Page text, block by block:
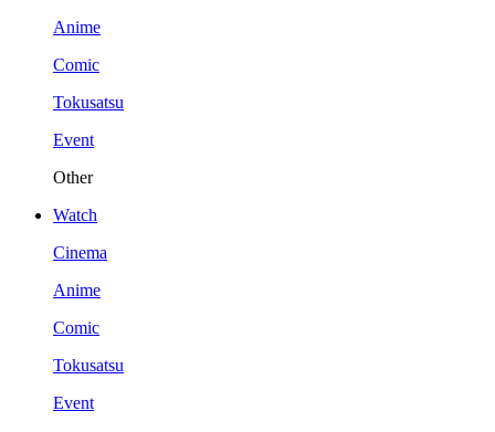
Anime
Comic
Tokusatsu
Event
Other
Watch
Cinema
Anime
Comic
Tokusatsu
Event